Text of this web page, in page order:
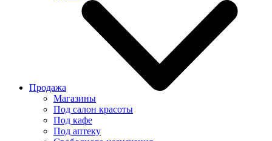
Продажа
Магазины
Под салон красоты
Под кафе
Под аптеку